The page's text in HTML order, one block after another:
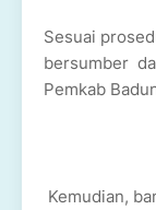
Sesuai
bersumber
Pemkab
Kemudian,